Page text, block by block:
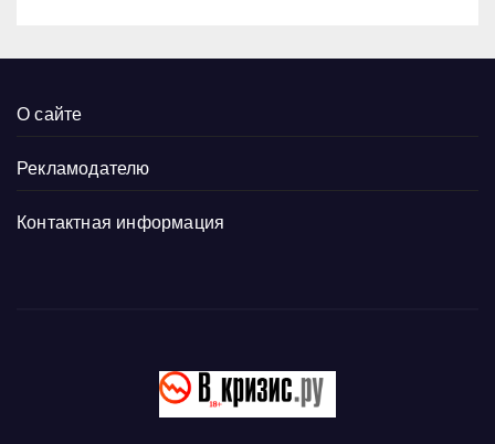
О сайте
Рекламодателю
Контактная информация